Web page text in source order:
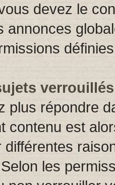
devez le
annonces
plus répondre
contenu est
les